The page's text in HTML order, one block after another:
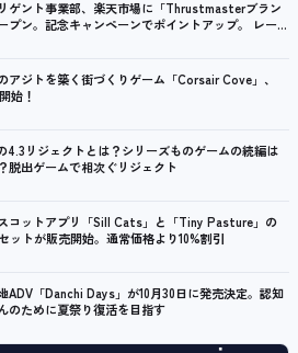
ゲント事業部、楽天市場に「Thrustmasterブラン
プン。記念キャンペーンでポイントアップ。 レーシ
ム向けコントローラーを中心に、幅広くラインナッ
アジトを築く街づくりゲーム「Corsair Cove」、
始！
リジェクトとは？シリーズものゲームの続編は
脱出ゲームで相次ぐリジェクト
コットアプリ「Sill Cats」と「Tiny Pasture」の
ットが販売開始。通常価格より10%割引
ADV「Danchi Days」が10月30日に発売決定。認知
のために夏祭り復活を目指す